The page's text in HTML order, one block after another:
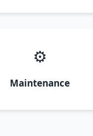
⚙️
Maintenance